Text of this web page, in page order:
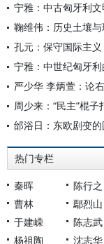
宁雅：中古匈牙利
鞠维伟：历史土壤
孔元：保守国际主
宁雅：中世纪匈牙
周少来：“民主”棍
邰浴日：东欧剧变
热门专栏
秦晖 陈行之
曹林
鄢烈山
于建嵘
陈志武
杨祖陶
沈志华